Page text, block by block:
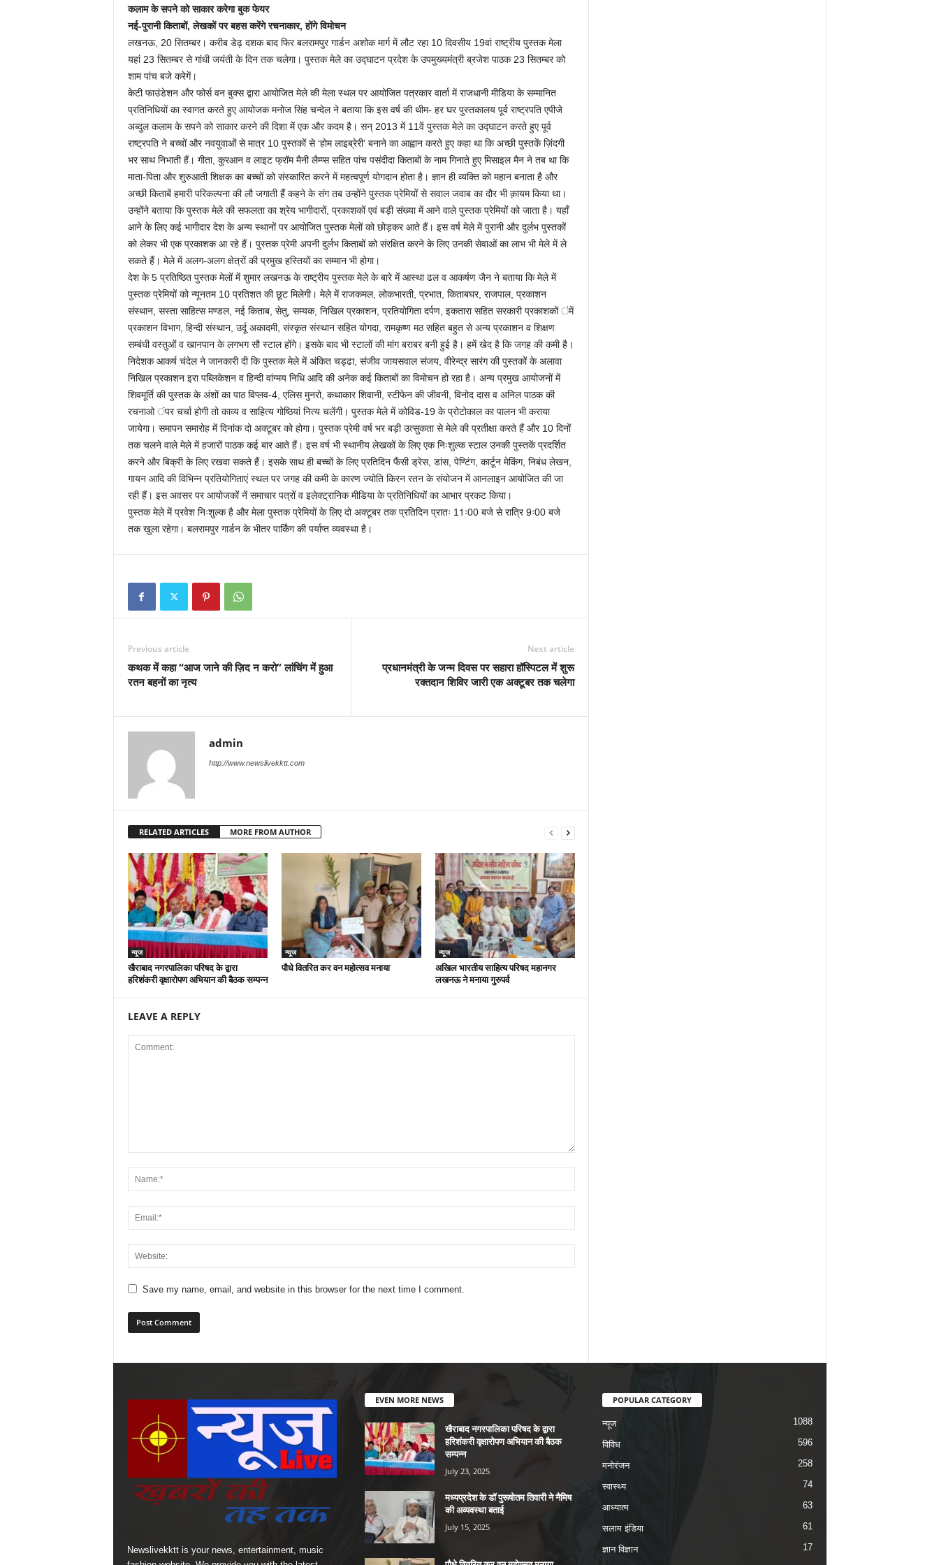
कलाम के सपने को साकार करेगा बुक फेयर
नई-पुरानी किताबों, लेखकों पर बहस करेंगे रचनाकार, होंगे विमोचन
लखनऊ, 20 सितम्बर। करीब डेढ़ दशक बाद फिर बलरामपुर गार्डन अशोक मार्ग में लौट रहा 10 दिवसीय 19वां राष्ट्रीय पुस्तक मेला
यहां 23 सितम्बर से गांधी जयंती के दिन तक चलेगा। पुस्तक मेले का उद्घाटन प्रदेश के उपमुख्यमंत्री ब्रजेश पाठक 23 सितम्बर को
शाम पांच बजे करेगें।
केटी फाउंडेशन और फोर्स वन बुक्स द्वारा आयोजित मेले की मेला स्थल पर आयोजित पत्रकार वार्ता में राजधानी मीडिया के सम्मानित
प्रतिनिधियों का स्वागत करते हुए आयोजक मनोज सिंह चन्देल ने बताया कि इस वर्ष की थीम- हर घर पुस्तकालय पूर्व राष्ट्रपति एपीजे
अब्दुल कलाम के सपने को साकार करने की दिशा में एक और कदम है। सन् 2013 में 11वें पुस्तक मेले का उद्घाटन करते हुए पूर्व
राष्ट्रपति ने बच्चों और नवयुवाओं से मात्र 10 पुस्तकों से ‘होम लाइब्रेरी’ बनाने का आह्वान करते हुए कहा था कि अच्छी पुस्तकें ज़िंदगी
भर साथ निभाती हैं। गीता, कु़रआन व लाइट फ्रॉम मैनी लैम्प्स सहित पांच पसंदीदा किताबों के नाम गिनाते हुए मिसाइल मैन ने तब था कि
माता-पिता और शुरुआती शिक्षक का बच्चों को संस्कारित करने में महत्वपूर्ण योगदान होता है। ज्ञान ही व्यक्ति को महान बनाता है और
अच्छी किताबें हमारी परिकल्पना की लौ जगाती हैं कहने के संग तब उन्होंने पुस्तक प्रेमियों से सवाल जवाब का दौर भी क़ायम किया था।
उन्होंने बताया कि पुस्तक मेले की सफलता का श्रेय भागीदारों, प्रकाशकों एवं बड़ी संख्या में आने वाले पुस्तक प्रेमियों को जाता है। यहाँ
आने के लिए कई भागीदार देश के अन्य स्थानों पर आयोजित पुस्तक मेलों को छोड़कर आते हैं। इस वर्ष मेले में पुरानी और दुर्लभ पुस्तकों
को लेकर भी एक प्रकाशक आ रहे हैं। पुस्तक प्रेमी अपनी दुर्लभ किताबों को संरक्षित करने के लिए उनकी सेवाओं का लाभ भी मेले में ले
सकते हैं। मेले में अलग-अलग क्षेत्रों की प्रमुख हस्तियों का सम्मान भी होगा।
देश के 5 प्रतिष्ठित पुस्तक मेलों में शुमार लखनऊ के राष्ट्रीय पुस्तक मेले के बारे में आस्था ढल व आकर्षण जैन ने बताया कि मेले में
पुस्तक प्रेमियों को न्यूनतम 10 प्रतिशत की छूट मिलेगी। मेले में राजकमल, लोकभारती, प्रभात, किताबघर, राजपाल, प्रकाशन
संस्थान, सस्ता साहित्स मण्डल, नई किताब, सेतु, सम्यक, निखिल प्रकाशन, प्रतियोगिता दर्पण, इकतारा सहित सरकारी प्रकाशकों ंमें
प्रकाशन विभाग, हिन्दी संस्थान, उर्दू अकादमी, संस्कृत संस्थान सहित योगदा, रामकृष्ण मठ सहित बहुत से अन्य प्रकाशन व शिक्षण
सम्बंधी वस्तुओं व खानपान के लगभग सौ स्टाल होंगे। इसके बाद भी स्टालों की मांग बराबर बनी हुई है। हमें खेद है कि जगह की कमी है।
निदेशक आकर्ष चंदेल ने जानकारी दी कि पुस्तक मेले में अंकित चड्ढा, संजीव जायसवाल संजय, वीरेन्द्र सारंग की पुस्तकों के अलावा
निखिल प्रकाशन इरा पब्लिकेशन व हिन्दी वांग्मय निधि आदि की अनेक कई किताबों का विमोचन हो रहा है। अन्य प्रमुख आयोजनों में
शिवमूर्ति की पुस्तक के अंशों का पाठ विप्लव-4, एलिस मुनरो, कथाकार शिवानी, स्टीफेन की जीवनी, विनोद दास व अनिल पाठक की
रचनाओ ंपर चर्चा होगी तो काव्य व साहित्य गोष्ठियां नित्य चलेंगी। पुस्तक मेले में कोविड-19 के प्रोटोकाल का पालन भी कराया
जायेगा। समापन समारोह में दिनांक दो अक्टूबर को होगा। पुस्तक प्रेमी वर्ष भर बड़ी उत्सुकता से मेले की प्रतीक्षा करते हैं और 10 दिनों
तक चलने वाले मेले में हजारों पाठक कई बार आते हैं। इस वर्ष भी स्थानीय लेखकों के लिए एक निःशुल्क स्टाल उनकी पुस्तकें प्रदर्शित
करने और बिक्री के लिए रखवा सकते हैं। इसके साथ ही बच्चों के लिए प्रतिदिन फैंसी ड्रेस, डांस, पेण्टिंग, कार्टून मेकिंग, निबंध लेखन,
गायन आदि की विभिन्न प्रतियोगिताएं स्थल पर जगह की कमी के कारण ज्योति किरन रतन के संयोजन में आनलाइन आयोजित की जा
रही हैं। इस अवसर पर आयोजकों नें समाचार पत्रों व इलेक्ट्रानिक मीडिया के प्रतिनिधियों का आभार प्रकट किया।
पुस्तक मेले में प्रवेश निःशुल्क है और मेला पुस्तक प्रेमियों के लिए दो अक्टूबर तक प्रतिदिन प्रातः 11ः00 बजे से रात्रि 9ः00 बजे
तक खुला रहेगा। बलरामपुर गार्डन के भीतर पार्किंग की पर्याप्त व्यवस्था है।
Previous article
कथक में कहा “आज जाने की ज़िद न करो” लांचिंग में हुआ
रतन बहनों का नृत्य
Next article
प्रधानमंत्री के जन्म दिवस पर सहारा हॉस्पिटल में शुरू
रक्तदान शिविर जारी एक अक्टूबर तक चलेगा
admin
http://www.newslivekktt.com
RELATED ARTICLES MORE FROM AUTHOR
न्यूज
खैराबाद नगरपालिका परिषद के द्वारा
हरिशंकरी वृक्षारोपण अभियान की बैठक सम्पन्न
न्यूज
पौधे वितरित कर वन महोत्सव मनाया
न्यूज
अखिल भारतीय साहित्य परिषद महानगर
लखनऊ ने मनाया गुरुपर्व
LEAVE A REPLY
Save my name, email, and website in this browser for the next time I comment.
Newslivekktt is your news, entertainment, music
EVEN MORE NEWS
खैराबाद नगरपालिका परिषद के द्वारा
हरिशंकरी वृक्षारोपण अभियान की बैठक
सम्पन्न
July 23, 2025
मध्यप्रदेश के डॉ पुरूषोतम तिवारी ने नैमिष
की अव्यवस्था बताई
July 15, 2025
POPULAR CATEGORY
न्यूज 1088
विविध 596
मनोरंजन 258
स्वास्थ्य 74
आध्यात्म 63
सलाम इंडिया 61
ज्ञान विज्ञान 17